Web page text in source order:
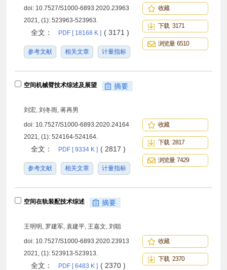
doi: 10.7527/S1000-6893.2020.23963
2021, (1): 523963-523963.
全文： PDF [ 18168 K ] ( 3171 )
参考文献 相关文章 计量指标
收藏
下载 3171
浏览量 6510
空间机械臂技术综述及展望 摘要
刘宏, 刘冬雨, 蒋再男
doi: 10.7527/S1000-6893.2020.24164
2021, (1): 524164-524164.
全文： PDF [ 9334 K ] ( 2817 )
参考文献 相关文章 计量指标
收藏
下载 2817
浏览量 7429
空间在轨装配技术综述 摘要
王明明, 罗建军, 袁建平, 王嘉文, 刘聪
doi: 10.7527/S1000-6893.2020.23913
2021, (1): 523913-523913.
全文： PDF [ 6483 K ] ( 2370 )
收藏
下载 2370